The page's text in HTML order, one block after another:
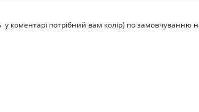
коментарі потрібний вам колір) по замовчуванню